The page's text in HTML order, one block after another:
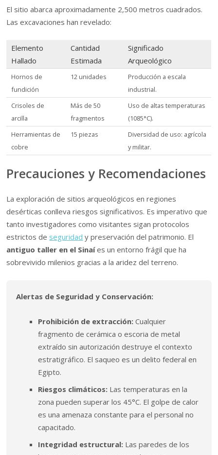
El sitio abarca aproximadamente 2,500 metros cuadrados.
Las excavaciones han revelado:
Elemento
Hallado
Cantidad
Estimada
Significado
Arqueológico
Hornos de
fundición
12 unidades
Producción a escala
industrial.
Crisoles de
arcilla
Más de 50
fragmentos
Uso de altas temperaturas
(1085°C).
Herramientas de
cobre
15 piezas
Diversidad de uso: agrícola
y militar.
Precauciones y Recomendaciones
La exploración de sitios arqueológicos en regiones
desérticas conlleva riesgos significativos. Es imperativo que
tanto investigadores como visitantes sigan protocolos
estrictos de seguridad y preservación del patrimonio. El
antiguo taller en el Sinaíes un entorno frágil que ha
sobrevivido milenios gracias a la aridez del terreno.
Alertas de Seguridad y Conservación:
Prohibición de extracción: Cualquier
fragmento de cerámica o escoria de metal
extraído sin autorización destruye el contexto
estratigráfico. El saqueo es un delito federal en
Egipto.
Riesgos climáticos: Las temperaturas en la
zona pueden superar los 45°C. El golpe de calor
es una amenaza constante para el personal no
capacitado.
Integridad estructural: Las paredes de los